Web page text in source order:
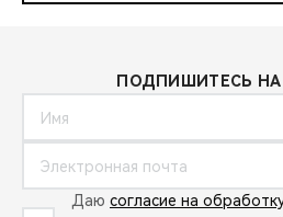
ПОДПИШИТЕСЬ
Даю согласие на